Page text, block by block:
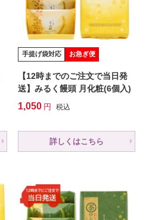
手提げ袋対応 お急ぎ便
【12時までのご注文で当日発
送】みるく饅頭 月化粧(6個入)
1,050 税込
詳しくはこちら